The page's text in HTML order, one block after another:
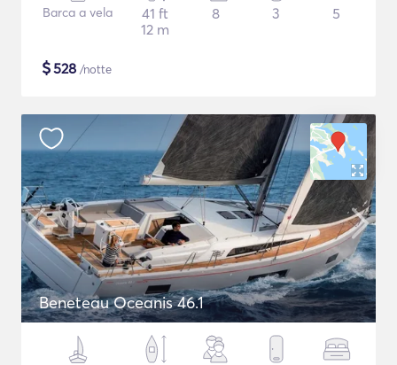
Barca a vela
41 ft
12 m
8 3 5
$528 /notte
Beneteau Oceanis 46.1